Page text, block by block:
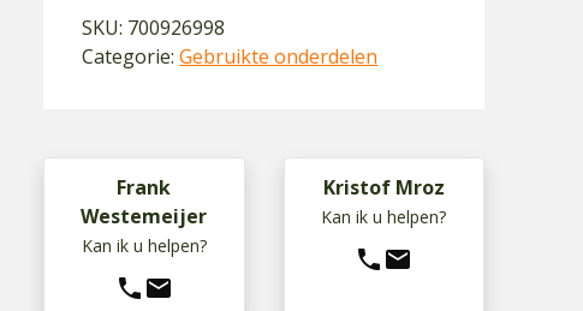
SKU: 700926998
Categorie:Gebruikte onderdelen
Frank
Westemeijer
Kan ik u helpen?
phone mail
Kristof Mroz
Kan ik u helpen?
phone mail